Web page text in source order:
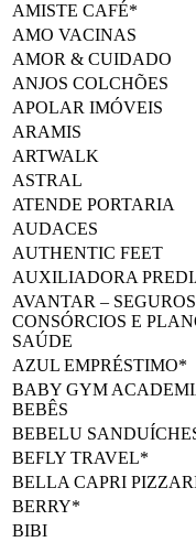
AMISTE CAFÉ*
AMO VACINAS
AMOR & CUIDADO
ANJOS COLCHÕES
APOLAR IMÓVEIS
ARAMIS
ARTWALK
ASTRAL
ATENDE PORTARIA
AUDACES
AUTHENTIC FEET
AUXILIADORA
AVANTAR –
CONSÓRCIOS E
SAÚDE
AZUL EMPRÉSTIMO*
BABY GYM
BEBÊS
BEBELU
BEFLY TRAVEL*
BELLA CAPRI
BERRY*
BIBI